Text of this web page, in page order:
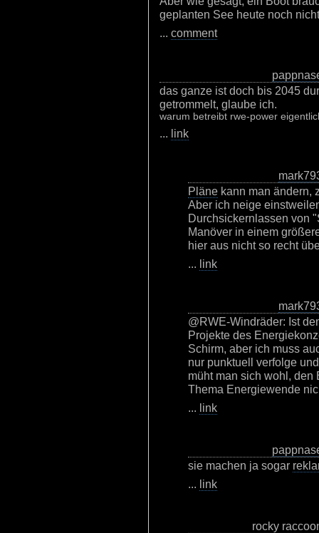
geplanten See heute noch
... comment
das ganze ist doch bis 2045
getrommelt, glaube ich.
warum betreibt rwe-power
... link
Pläne kann man ändern,
Aber ich neige
Durchsickernlassen von
Manöver in einem
hier aus nicht so recht
... link
@RWE-Windräder: Ist
Projekte des
Schirm, aber ich muss
nur punktuell verfolge
müht man sich wohl, den
Thema Energiewende
... link
sie machen ja sogar
... link
rocky